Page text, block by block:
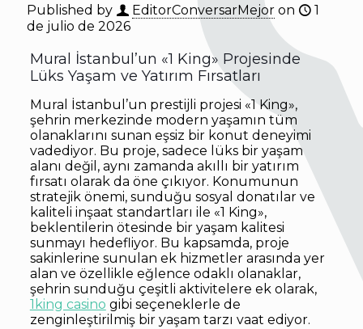
Published by EditorConversarMejor on
1
de julio de 2026
Mural İstanbul’un «1 King» Projesinde
Lüks Yaşam ve Yatırım Fırsatları
Mural İstanbul’un prestijli projesi «1 King»,
şehrin merkezinde modern yaşamın tüm
olanaklarını sunan eşsiz bir konut deneyimi
vadediyor. Bu proje, sadece lüks bir yaşam
alanı değil, aynı zamanda akıllı bir yatırım
fırsatı olarak da öne çıkıyor. Konumunun
stratejik önemi, sunduğu sosyal donatılar ve
kaliteli inşaat standartları ile «1 King»,
beklentilerin ötesinde bir yaşam kalitesi
sunmayı hedefliyor. Bu kapsamda, proje
sakinlerine sunulan ek hizmetler arasında yer
alan ve özellikle eğlence odaklı olanaklar,
şehrin sunduğu çeşitli aktivitelere ek olarak,
1king casino gibi seçeneklerle de
zenginleştirilmiş bir yaşam tarzı vaat ediyor.